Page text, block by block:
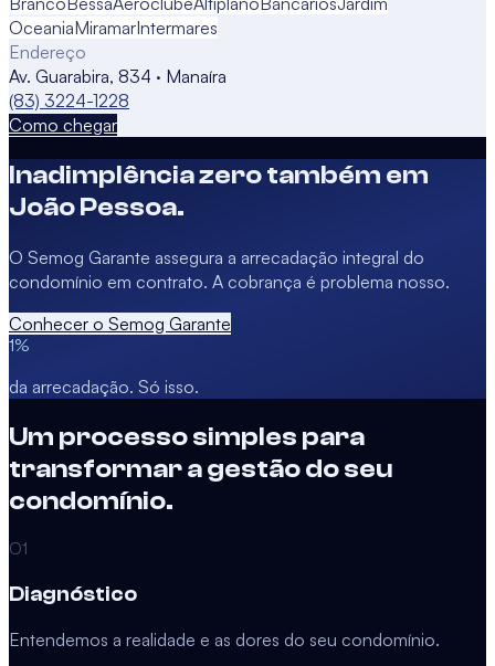
OceaniaMiramarIntermares
Endereço
Av. Guarabira, 834 · Manaíra
(83) 3224-1228
Como chegar
Inadimplência zero também em
João Pessoa.
O Semog Garante assegura a arrecadação integral do
condomínio em contrato. A cobrança é problema nosso.
Conhecer o Semog Garante
1%
da arrecadação. Só isso.
Um processo simples para
transformar a gestão do seu
condomínio.
01
Diagnóstico
Entendemos a realidade e as dores do seu condomínio.